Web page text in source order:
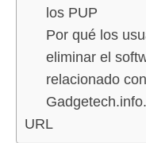
los PUP
Por qué los
eliminar el
relacionado con
Gadgetech.info.
URL